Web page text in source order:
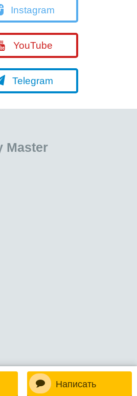
Написать
Instagram
YouTube
Telegram
Master
защищены. Premier Realty Master